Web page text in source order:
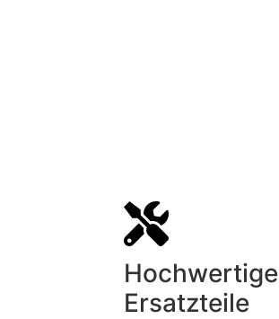
Hochwertige
Ersatzteile